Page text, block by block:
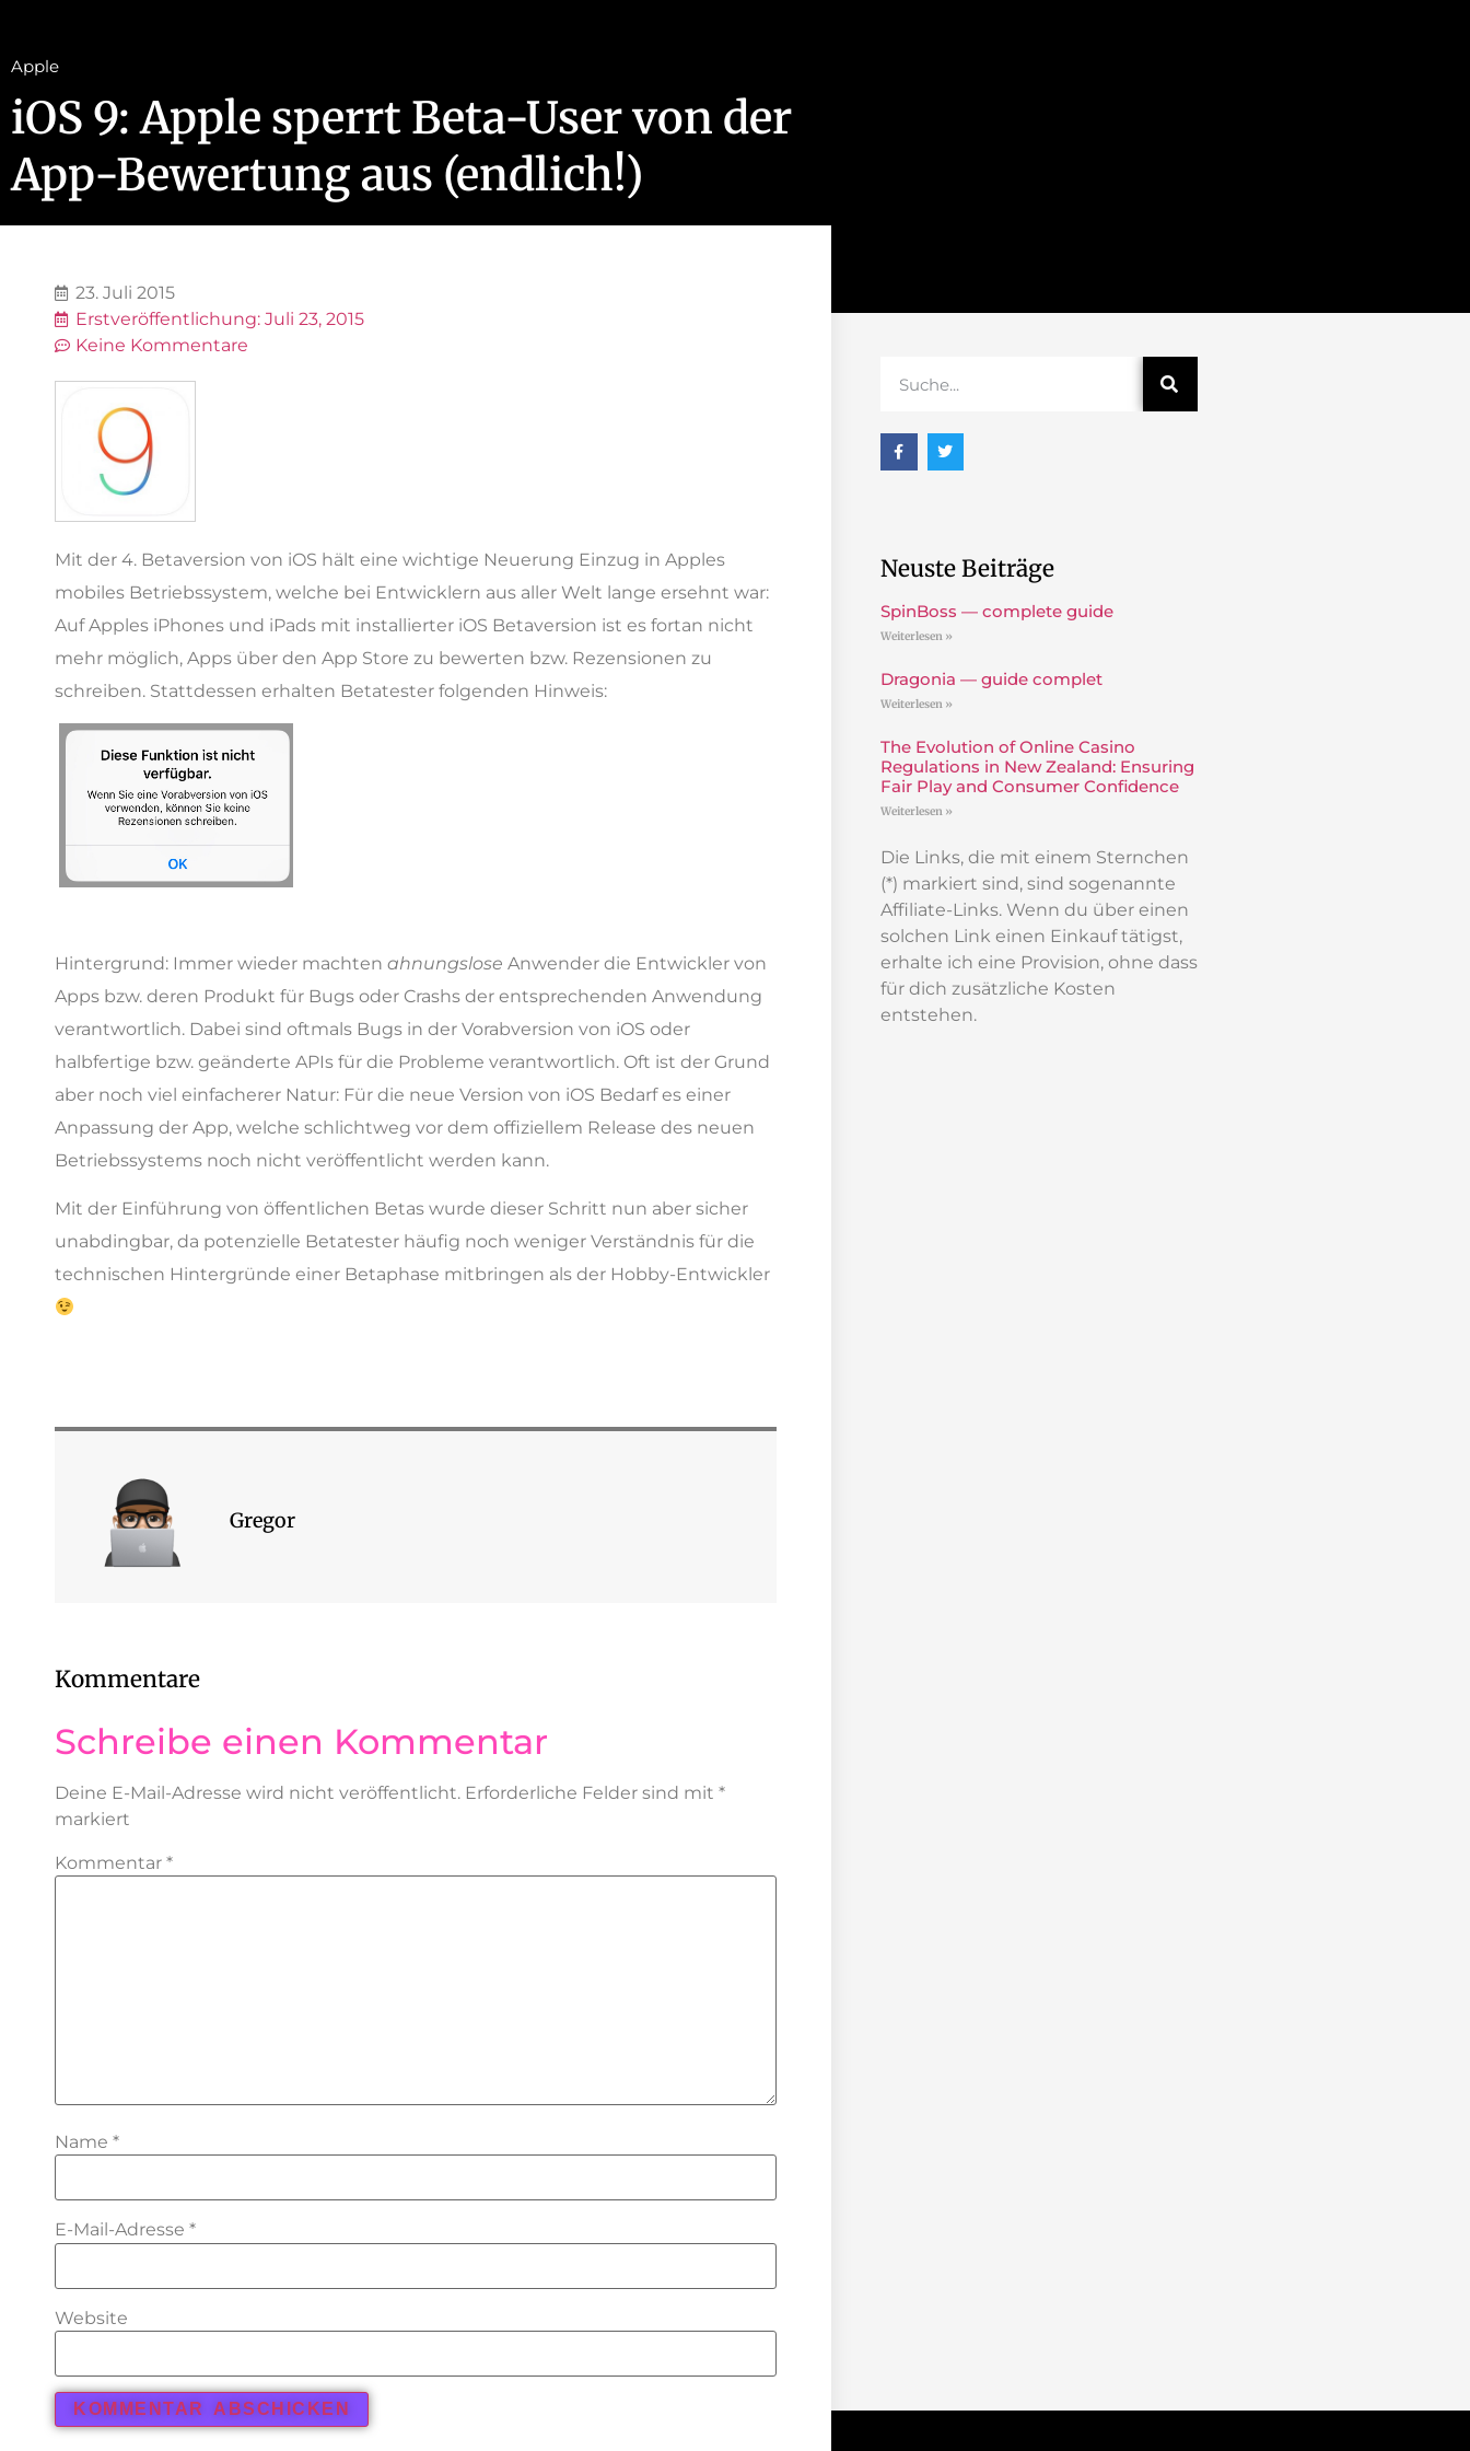
Apple
iOS 9: Apple sperrt Beta-User von der
App-Bewertung aus (endlich!)
23. Juli 2015
Erstveröffentlichung: Juli 23, 2015
Keine Kommentare
Mit der 4. Betaversion von iOS hält eine wichtige Neuerung Einzug in Apples
mobiles Betriebssystem, welche bei Entwicklern aus aller Welt lange ersehnt war:
Auf Apples iPhones und iPads mit installierter iOS Betaversion ist es fortan nicht
mehr möglich, Apps über den App Store zu bewerten bzw. Rezensionen zu
schreiben. Stattdessen erhalten Betatester folgenden Hinweis:
Hintergrund: Immer wieder machten ahnungslose Anwender die Entwickler von
Apps bzw. deren Produkt für Bugs oder Crashs der entsprechenden Anwendung
verantwortlich. Dabei sind oftmals Bugs in der Vorabversion von iOS oder
halbfertige bzw. geänderte APIs für die Probleme verantwortlich. Oft ist der Grund
aber noch viel einfacherer Natur: Für die neue Version von iOS Bedarf es einer
Anpassung der App, welche schlichtweg vor dem offiziellem Release des neuen
Betriebssystems noch nicht veröffentlicht werden kann.
Mit der Einführung von öffentlichen Betas wurde dieser Schritt nun aber sicher
unabdingbar, da potenzielle Betatester häufig noch weniger Verständnis für die
technischen Hintergründe einer Betaphase mitbringen als der Hobby-Entwickler
Gregor
Kommentare
Schreibe einen Kommentar
Deine E-Mail-Adresse wird nicht veröffentlicht. Erforderliche Felder sind mit *
markiert
Kommentar *
Name *
E-Mail-Adresse *
Website
Neuste Beiträge
SpinBoss — complete guide
Weiterlesen »
Dragonia — guide complet
Weiterlesen »
The Evolution of Online Casino
Regulations in New Zealand: Ensuring
Fair Play and Consumer Confidence
Weiterlesen »
Die Links, die mit einem Sternchen
(*) markiert sind, sind sogenannte
Affiliate-Links. Wenn du über einen
solchen Link einen Einkauf tätigst,
erhalte ich eine Provision, ohne dass
für dich zusätzliche Kosten
entstehen.